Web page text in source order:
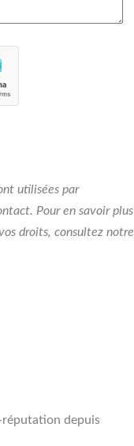
utilisées par
Pour en savoir plus
droits, consultez notre
réputation depuis